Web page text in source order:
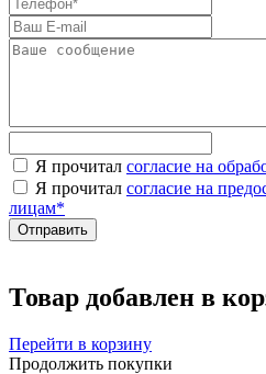
Я прочитал согласие на
Я прочитал согласие на
лицам*
Товар добавлен в
Перейти в корзину
Продолжить покупки